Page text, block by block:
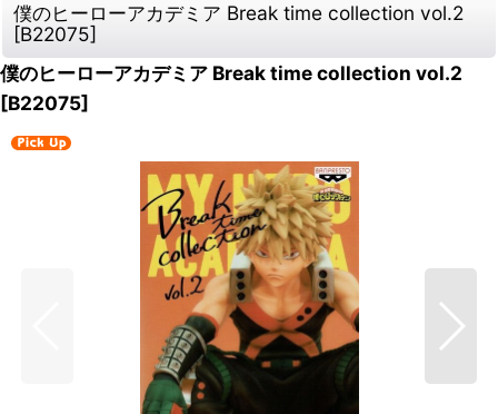
僕のヒーローアカデミア Break time collection vol.2
[B22075]
僕のヒーローアカデミア Break time collection vol.2
[B22075]